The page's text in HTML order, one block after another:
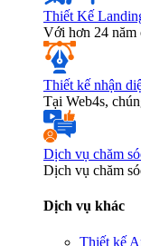
Thiết Kế
Với hơn 24 năm
Thiết kế nhận
Tại Web4s,
Dịch vụ chăm
Dịch vụ chăm
Dịch vụ khác
Thiết kế